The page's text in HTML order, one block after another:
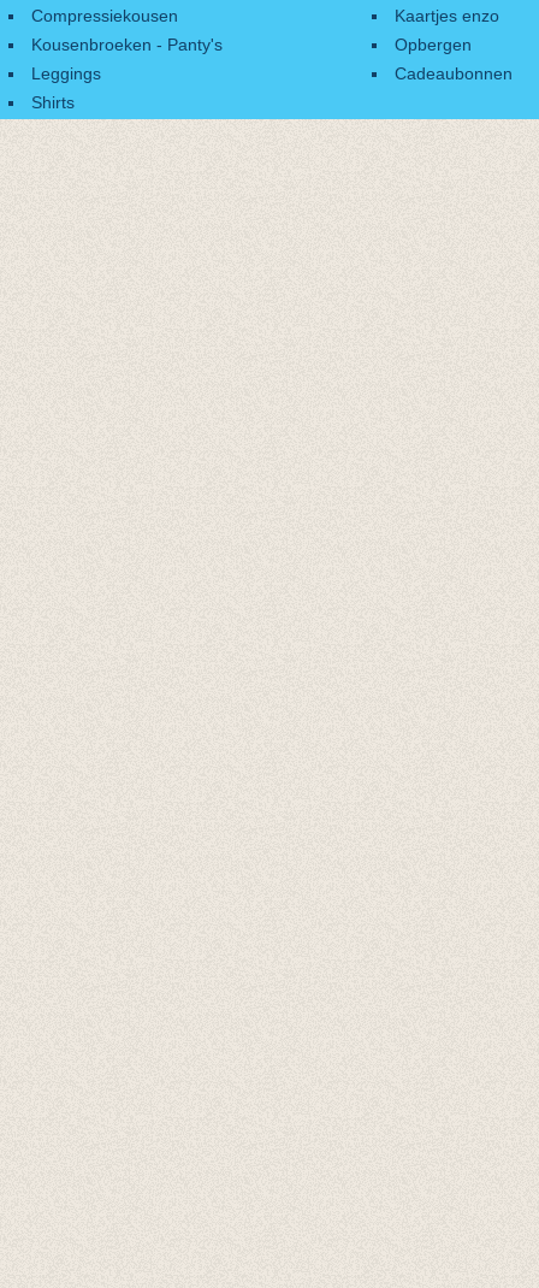
Compressiekousen
Kousenbroeken - Panty's
Leggings
Shirts
Kaartjes enzo
Opbergen
Cadeaubonnen